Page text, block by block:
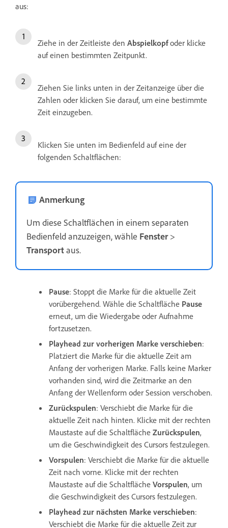
aus:
Ziehe in der Zeitleiste den Abspielkopfoder klicke
auf einen bestimmten Zeitpunkt.
Ziehen Sie links unten in der Zeitanzeige über die
Zahlen oder klicken Sie darauf, um eine bestimmte
Zeit einzugeben.
Klicken Sie unten im Bedienfeld auf eine der
folgenden Schaltflächen:
Anmerkung
Um diese Schaltflächen in einem separaten
Bedienfeld anzuzeigen, wähle Fenster>
Transportaus.
Pause: Stoppt die Marke für die aktuelle Zeit
vorübergehend. Wähle die Schaltfläche Pause
erneut, um die Wiedergabe oder Aufnahme
fortzusetzen.
Playhead zur vorherigen Marke verschieben:
Platziert die Marke für die aktuelle Zeit am
Anfang der vorherigen Marke. Falls keine Marker
vorhanden sind, wird die Zeitmarke an den
Anfang der Wellenform oder Session verschoben.
Zurückspulen: Verschiebt die Marke für die
aktuelle Zeit nach hinten. Klicke mit der rechten
Maustaste auf die Schaltfläche Zurückspulen,
um die Geschwindigkeit des Cursors festzulegen.
Vorspulen: Verschiebt die Marke für die aktuelle
Zeit nach vorne. Klicke mit der rechten
Maustaste auf die Schaltfläche Vorspulen, um
die Geschwindigkeit des Cursors festzulegen.
Playhead zur nächsten Marke verschieben:
Verschiebt die Marke für die aktuelle Zeit zur